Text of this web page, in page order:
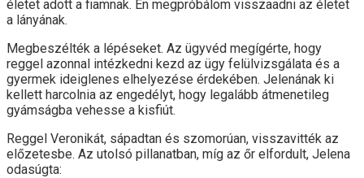
életet adott a fiamnak. Én megpróbálom visszaadni az életet
a lányának.
Megbeszélték a lépéseket. Az ügyvéd megígérte, hogy
reggel azonnal intézkedni kezd az ügy felülvizsgálata és a
gyermek ideiglenes elhelyezése érdekében. Jelenának ki
kellett harcolnia az engedélyt, hogy legalább átmenetileg
gyámságba vehesse a kisfiút.
Reggel Veronikát, sápadtan és szomorúan, visszavitték az
előzetesbe. Az utolsó pillanatban, míg az őr elfordult, Jelena
odasúgta: